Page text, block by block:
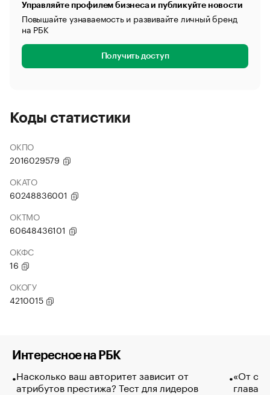
Управляйте профилем бизнеса и публикуйте новости
Повышайте узнаваемость и развивайте личный бренд
на РБК
Получить доступ
Коды статистики
ОКПО
2016029579
ОКАТО
60248836001
ОКТМО
60648436101
ОКФС
16
ОКОГУ
4210015
Интересное на РБК
Насколько ваш авторитет зависит от
атрибутов престижа? Тест для лидеров
«От
глава